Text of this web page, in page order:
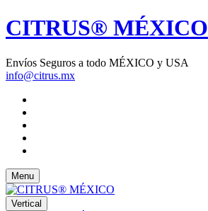
CITRUS® MÉXICO
Envíos Seguros a todo MÉXICO y USA
info@citrus.mx
Menu
Vertical